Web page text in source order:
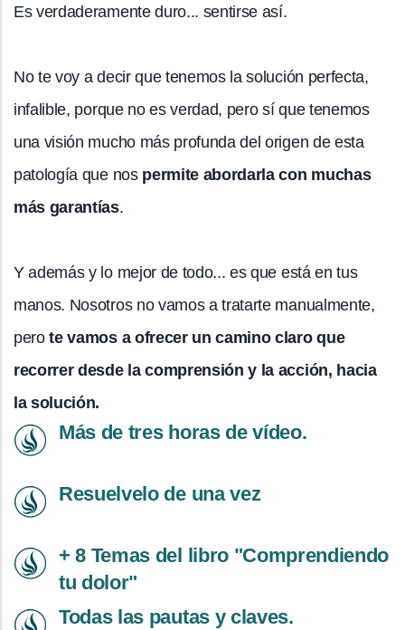
Es verdaderamente duro... sentirse así.
No te voy a decir que tenemos la solución perfecta,
infalible, porque no es verdad, pero sí que tenemos
una visión mucho más profunda del origen de esta
patología que nos permite abordarla con muchas
más garantías.
Y además y lo mejor de todo... es que está en tus
manos. Nosotros no vamos a tratarte manualmente,
perote vamos a ofrecer un camino claro que
recorrer desde la comprensión y la acción, hacia
la solución.
Más de tres horas de vídeo.
Resuelvelo de una vez
+ 8 Temas del libro "Comprendiendo
tu dolor"
Todas las pautas y claves.